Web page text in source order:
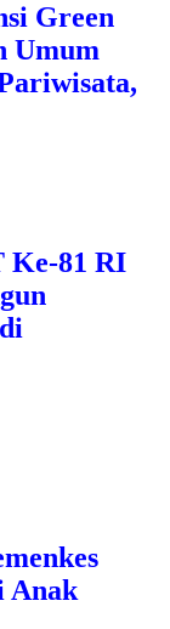
Green
Umum
Ke-81 RI
Anak